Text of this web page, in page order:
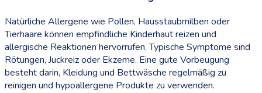
Natürliche Allergene wie Pollen, Hausstaubmilben oder
Tierhaare können empfindliche Kinderhaut reizen und
allergische Reaktionen hervorrufen. Typische Symptome sind
Rötungen, Juckreiz oder Ekzeme. Eine gute Vorbeugung
besteht darin, Kleidung und Bettwäsche regelmäßig zu
reinigen und hypoallergene Produkte zu verwenden.